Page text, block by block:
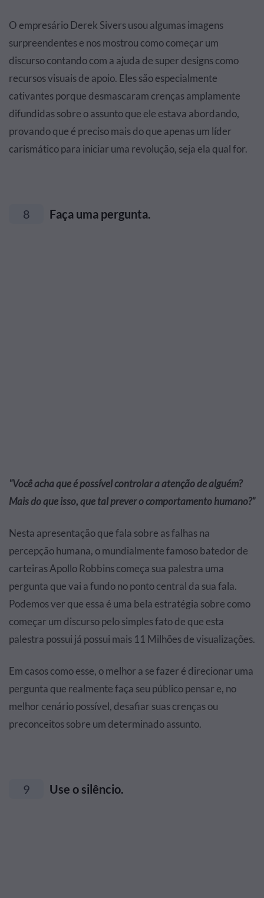
O empresário Derek Sivers usou algumas imagens
surpreendentes e nos mostrou como começar um
discurso contando com a ajuda de super designs como
recursos visuais de apoio. Eles são especialmente
cativantes porque desmascaram crenças amplamente
difundidas sobre o assunto que ele estava abordando,
provando que é preciso mais do que apenas um líder
carismático para iniciar uma revolução, seja ela qual for.
8 Faça uma pergunta.
"Você acha que é possível controlar a atenção de alguém?
Mais do que isso, que tal prever o comportamento humano?"
Nesta apresentação que fala sobre as falhas na
percepção humana, o mundialmente famoso batedor de
carteiras Apollo Robbins começa sua palestra uma
pergunta que vai a fundo no ponto central da sua fala.
Podemos ver que essa é uma bela estratégia sobre como
começar um discurso pelo simples fato de que esta
palestra possui já possui mais 11 Milhões de visualizações.
Em casos como esse, o melhor a se fazer é direcionar uma
pergunta que realmente faça seu público pensar e, no
melhor cenário possível, desafiar suas crenças ou
preconceitos sobre um determinado assunto.
9 Use o silêncio.